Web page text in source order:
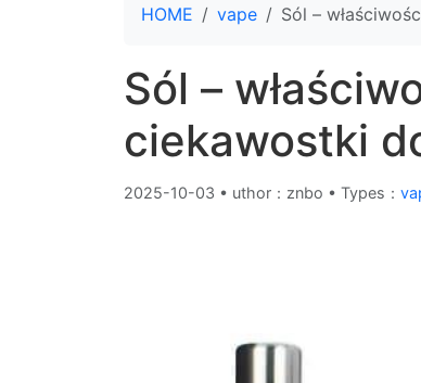
HOME vape Sól –
Sól –
ciekawostki
2025-10-03 • uthor：znbo • Types：